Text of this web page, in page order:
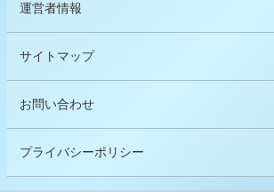
運営者情報
サイトマップ
お問い合わせ
プライバシーポリシー